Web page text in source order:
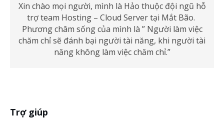
Xin chào mọi người, mình là Hảo thuộc đội ngũ hỗ
trợ team Hosting – Cloud Server tại Mắt Bão.
Phương châm sống của mình là ” Người làm việc
chăm chỉ sẽ đánh bại người tài năng, khi người tài
năng không làm việc chăm chỉ.”
Trợ giúp